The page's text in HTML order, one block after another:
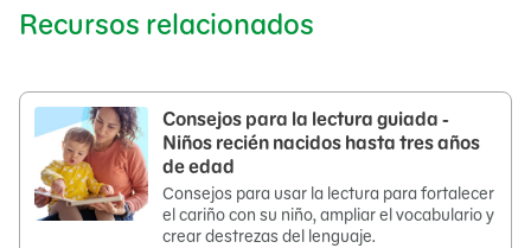
Recursos relacionados
Consejos para la lectura guiada -
Niños recién nacidos hasta tres años
de edad
Consejos para usar la lectura para fortalecer
el cariño con su niño, ampliar el vocabulario y
crear destrezas del lenguaje.